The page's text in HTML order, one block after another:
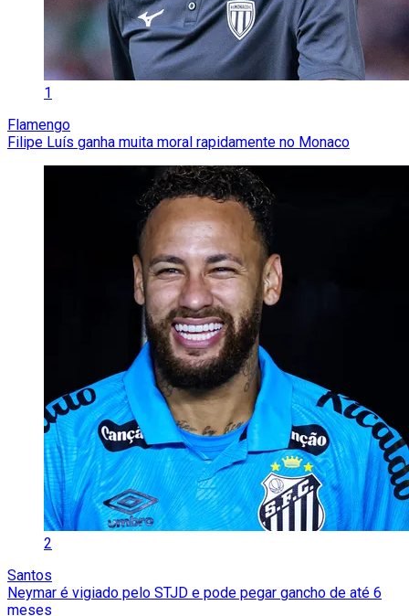
1
Flamengo
Filipe Luís ganha muita moral rapidamente no Monaco
2
Santos
Neymar é vigiado pelo STJD e pode pegar gancho de até 6
meses